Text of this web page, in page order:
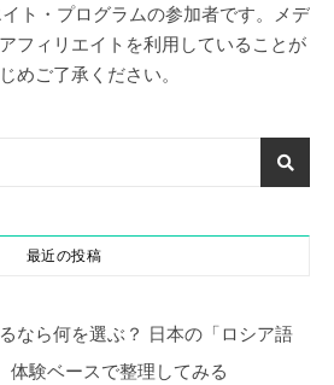
ト・プログラムの参加者です。メデ
フィリエイトを利用していることが
めご了承ください。
最近の投稿
なら何を選ぶ？ 日本の「ロシア語
験ベースで整理してみる